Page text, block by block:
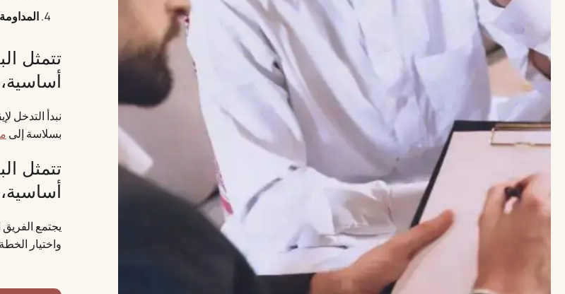
المداومة
تتمثل
نبدأ التدخل
بسلاسة إلى
تتمثل
يجتمع
واختيار